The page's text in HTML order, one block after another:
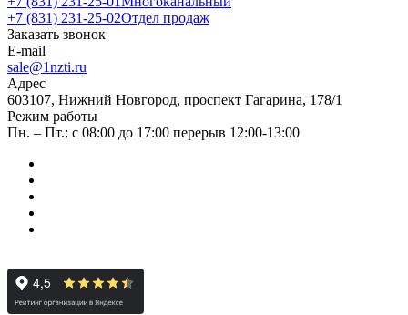
+7 (831) 231-25-02Отдел продаж
Заказать звонок
E-mail
sale@1nzti.ru
Адрес
603107, Нижний Новгород, проспект Гагарина, 178/1
Режим работы
Пн. – Пт.: с 08:00 до 17:00 перерыв 12:00-13:00